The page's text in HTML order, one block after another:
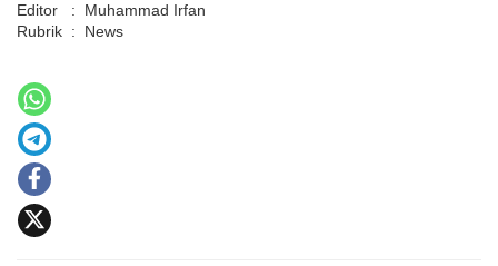
Editor :
Muhammad Irfan
Rubrik : News